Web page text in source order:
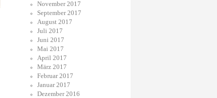
November 2017
September 2017
August 2017
Juli 2017
Juni 2017
Mai 2017
April 2017
März 2017
Februar 2017
Januar 2017
Dezember 2016